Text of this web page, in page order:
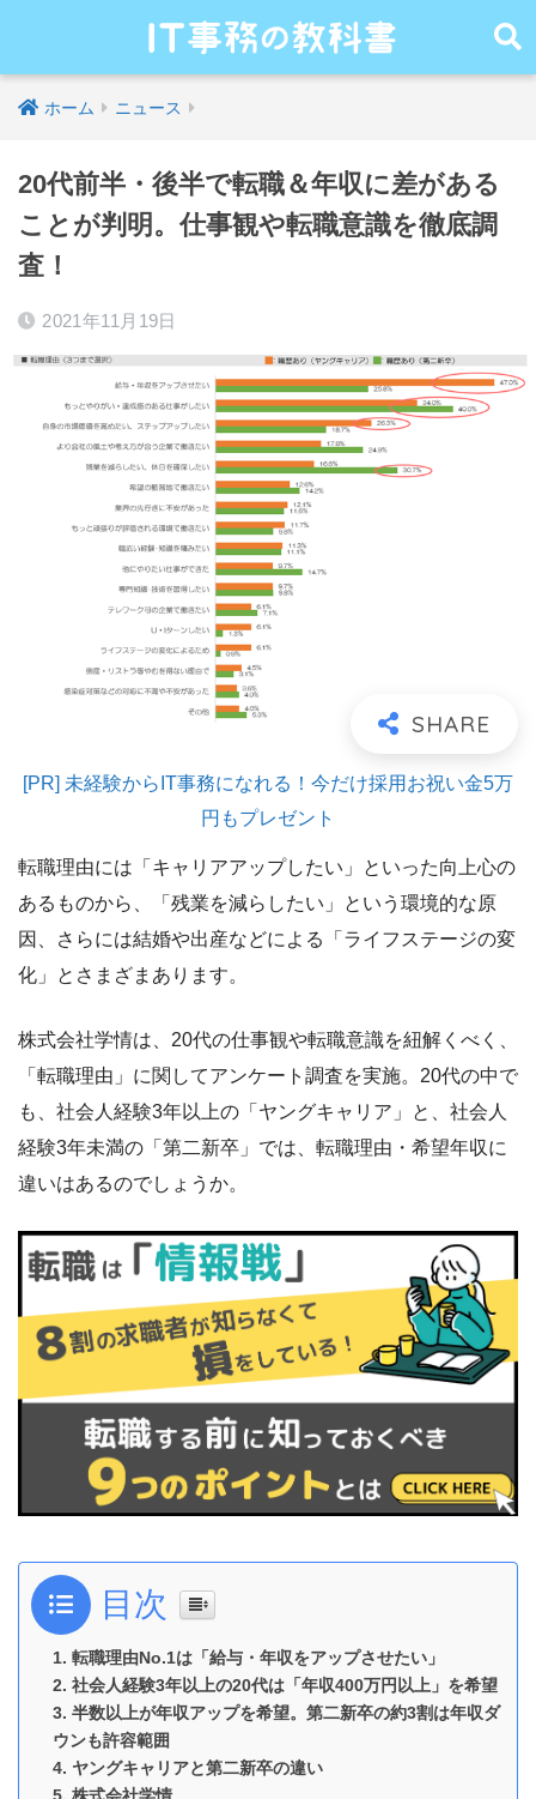
ホーム ニュース
20代前半・後半で転職＆年収に差がある
ことが判明。仕事観や転職意識を徹底調
査！
2021年11月19日
[PR] 未経験からIT事務になれる！今だけ採用お祝い金5万
円もプレゼント
転職理由には「キャリアアップしたい」といった向上心の
あるものから、「残業を減らしたい」という環境的な原
因、さらには結婚や出産などによる「ライフステージの変
化」とさまざまあります。
株式会社学情は、20代の仕事観や転職意識を紐解くべく、
「転職理由」に関してアンケート調査を実施。20代の中で
も、社会人経験3年以上の「ヤングキャリア」と、社会人
経験3年未満の「第二新卒」では、転職理由・希望年収に
違いはあるのでしょうか。
目次
転職理由No.1は「給与・年収をアップさせたい」
社会人経験3年以上の20代は「年収400万円以上」を希望
半数以上が年収アップを希望。第二新卒の約3割は年収ダ
ウンも許容範囲
ヤングキャリアと第二新卒の違い